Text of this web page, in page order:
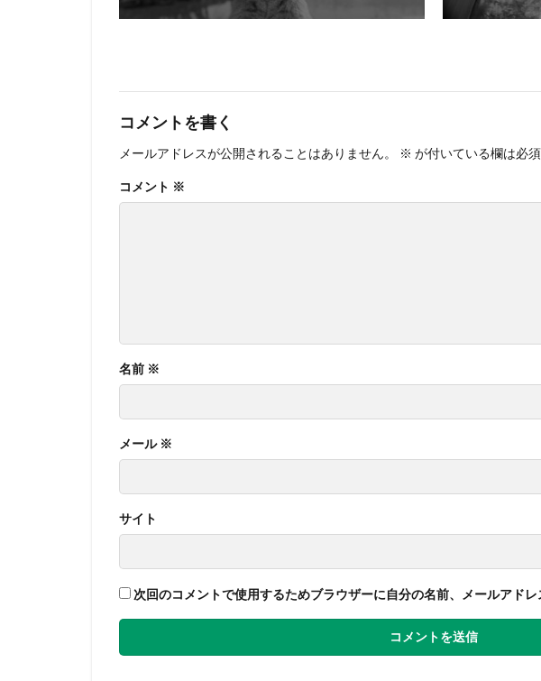
コメントを書く
メールアドレスが公開されることはありません。 ※ が付いている欄は必
コメント ※
名前 ※
メール ※
サイト
次回のコメントで使用するためブラウザーに自分の名前、メールアドレ